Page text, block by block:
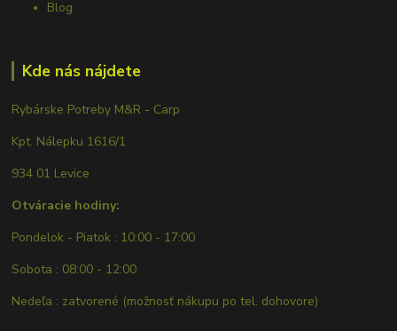
Blog
Kde nás nájdete
Rybárske Potreby M&R - Carp
Kpt. Nálepku 1616/1
934 01 Levice
Otváracie hodiny:
Pondelok - Piatok : 10:00 - 17:00
Sobota : 08:00 - 12:00
Nedeľa : zatvorené (možnosť nákupu po tel. dohovore)